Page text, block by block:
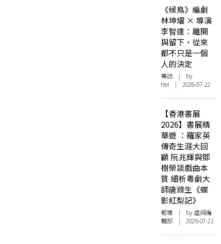
《候鳥》編劇
林坤燿 × 導演
李智達：離開
與留下，從來
都不只是一個
人的決定
專訪 | by
Hei | 2026-07-22
【香港書展
2026】書展精
華遊 ：羅家英
傳奇生涯大回
顧 阮兆輝與鄧
樹榮談戲曲本
質 細析粵劇大
師唐滌生《蝶
影紅梨記》
報導 | by 虛詞編
輯部 | 2026-07-21